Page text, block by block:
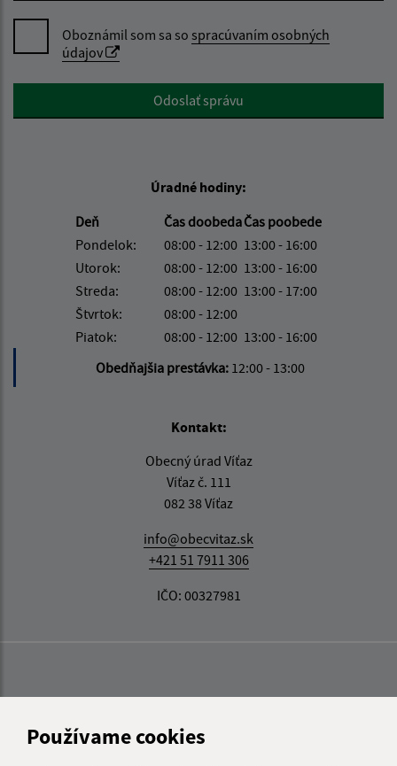
Používame cookies
Oboznámil som sa so spracúvaním osobných
údajov
Google reCaptcha ResponseOdoslať správu
Úradné hodiny:
Deň
Čas doobedaČas poobede
Pondelok:
08:00 - 12:00 13:00 - 16:00
Utorok:
08:00 - 12:00 13:00 - 16:00
Streda:
08:00 - 12:00 13:00 - 17:00
Štvrtok:
08:00 - 12:00
Piatok:
08:00 - 12:00 13:00 - 16:00
Obedňajšia prestávka: 12:00 - 13:00
Kontakt:
Obecný úrad Víťaz
Víťaz č. 111
082 38 Víťaz
info@obecvitaz.sk
+421 51 7911 306
IČO: 00327981